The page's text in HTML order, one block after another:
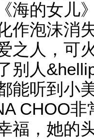
海的女儿
作泡沫消
之人，可
别人
能听到小
CHOO
福，她的